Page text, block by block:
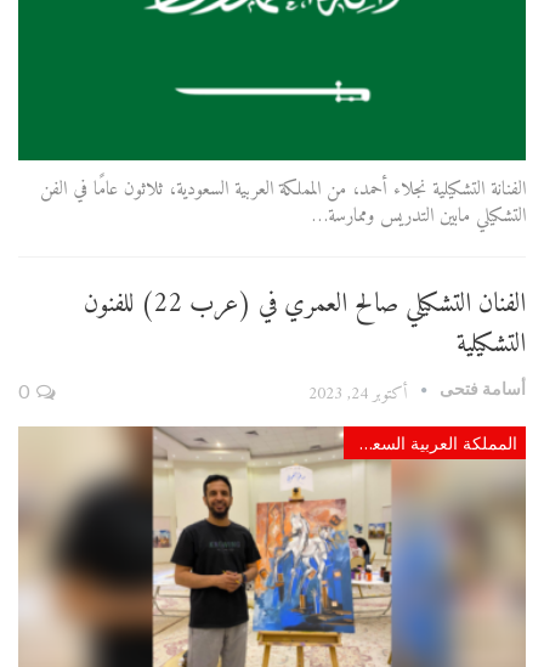
الفنانة التشكيلية نجلاء أحمد، من المملكة العربية السعودية، ثلاثون عامًا في الفن
التشكيلي مابين التدريس وممارسة…
الفنان التشكيلي صالح العمري في (عرب 22) للفنون
التشكيلية
أسامة فتحى أكتوبر 24, 2023
المملكة العربية السعودية